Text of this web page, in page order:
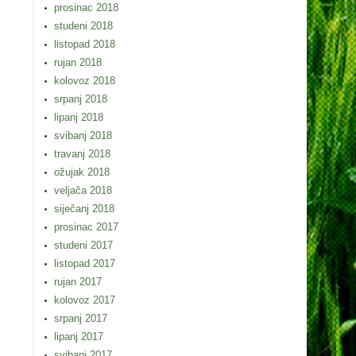
prosinac 2018
studeni 2018
listopad 2018
rujan 2018
kolovoz 2018
srpanj 2018
lipanj 2018
svibanj 2018
travanj 2018
ožujak 2018
veljača 2018
siječanj 2018
prosinac 2017
studeni 2017
listopad 2017
rujan 2017
kolovoz 2017
srpanj 2017
lipanj 2017